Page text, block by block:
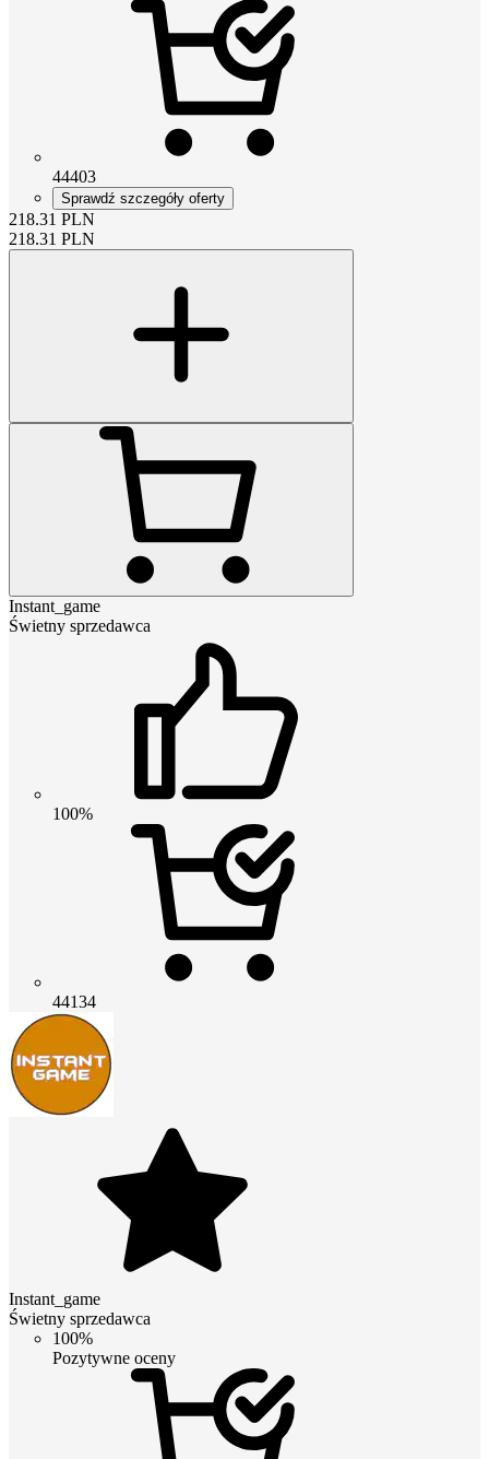
44403
Sprawdź szczegóły oferty
218.31 PLN
218.31 PLN
Instant_game
Świetny sprzedawca
100%
44134
Instant_game
Świetny sprzedawca
100%
Pozytywne oceny